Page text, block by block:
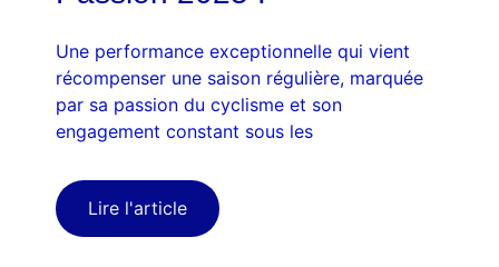
Une performance exceptionnelle qui vient
récompenser une saison régulière, marquée
par sa passion du cyclisme et son
engagement constant sous les
Lire l'article